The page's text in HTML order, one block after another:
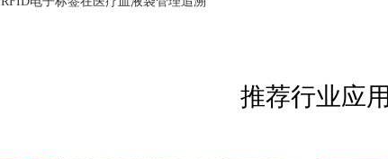
推荐行业应用